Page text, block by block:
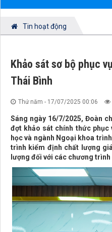
Tin hoạt động
Khảo sát sơ bộ phục
Thái Bình
Thứ năm - 17/07/2025 00:06
Sáng ngày 16/7/2025, Đoàn
đợt khảo sát chính thức
học và ngành Ngoại khoa
trình kiểm định chất lượng
lượng đối với các chương